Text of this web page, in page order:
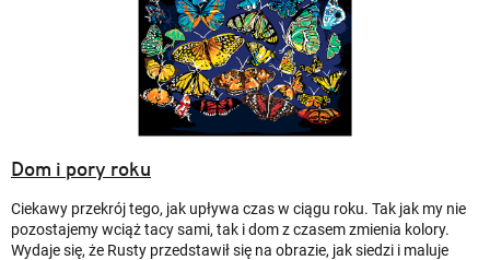
Dom i pory roku
Ciekawy przekrój tego, jak upływa czas w ciągu roku. Tak jak my nie
pozostajemy wciąż tacy sami, tak i dom z czasem zmienia kolory.
Wydaje się, że Rusty przedstawił się na obrazie, jak siedzi i maluje